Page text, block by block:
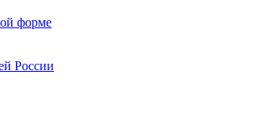
форме
России